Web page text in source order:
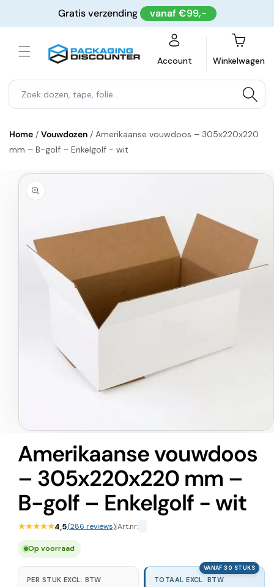
content
Gratis verzending vanaf €99,-
Account Winkelwagen
Home / Vouwdozen / Amerikaanse vouwdoos – 305x220x220
mm – B-golf – Enkelgolf - wit
direct naar
openen
in
modaal
Amerikaanse vouwdoos
– 305x220x220 mm –
B-golf – Enkelgolf - wit
★★★★★4,5(286 reviews)|Art.nr:
Op voorraad
PER STUK EXCL. BTW
VANAF 30 STUKS
TOTAAL EXCL. BTW